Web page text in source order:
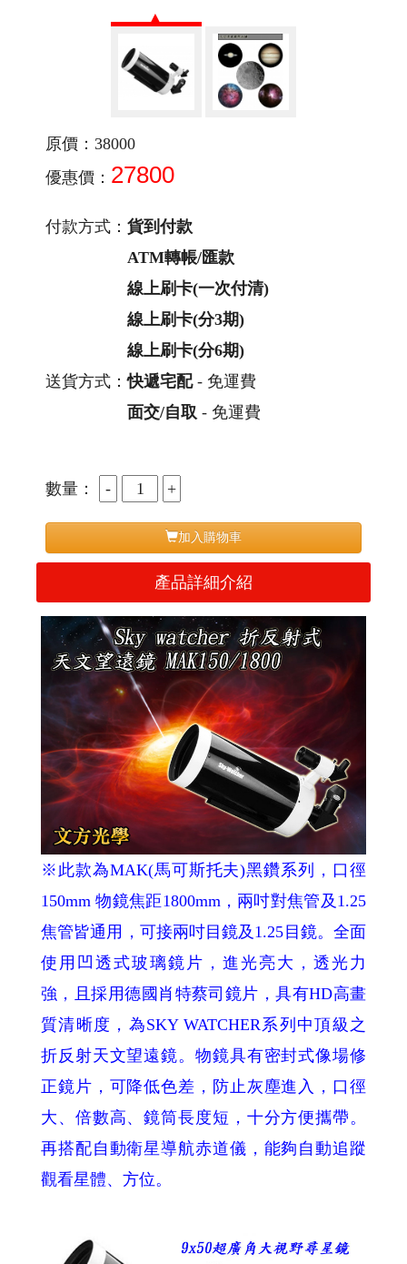
原價：38000
優惠價： 27800
付款方式： 貨到付款
ATM轉帳/匯款
線上刷卡(一次付清)
線上刷卡(分3期)
線上刷卡(分6期)
送貨方式：快遞宅配- 免運費
面交/自取 - 免運費
數量：
加入購物車
產品詳細介紹
※此款為MAK(馬可斯托夫)黑鑽系列，口徑
150mm 物鏡焦距1800mm，兩吋對焦管及1.25
焦管皆通用，可接兩吋目鏡及1.25目鏡。全面
使用凹透式玻璃鏡片，進光亮大，透光力
強，且採用德國肖特蔡司鏡片，具有HD高畫
質清晰度，為SKY WATCHER系列中頂級之
折反射天文望遠鏡。物鏡具有密封式像場修
正鏡片，可降低色差，防止灰塵進入，口徑
大、倍數高、鏡筒長度短，十分方便攜帶。
再搭配自動衛星導航赤道儀，能夠自動追蹤
觀看星體、方位。